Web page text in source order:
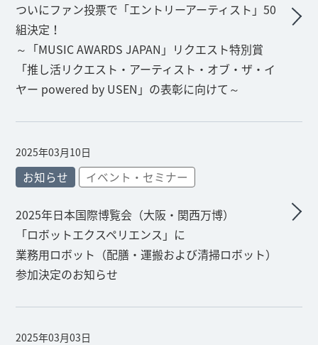
ついにファン投票で「エントリーアーティスト」50
組決定！
～「MUSIC AWARDS JAPAN」リクエスト特別賞
「推し活リクエスト・アーティスト・オブ・ザ・イ
ヤー powered by USEN」の表彰に向けて～
2025年03月10日
お知らせ イベント・セミナー
2025年日本国際博覧会（大阪・関西万博）
「ロボットエクスペリエンス」に
業務用ロボット（配膳・運搬および清掃ロボット）
参加決定のお知らせ
2025年03月03日